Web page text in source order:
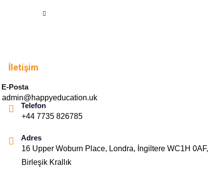
İletişim
E-Posta
admin@happyeducation.uk
Telefon
+44 7735 826785
Adres
16 Upper Woburn Place, Londra, İngiltere WC1H 0AF,
Birleşik Krallık